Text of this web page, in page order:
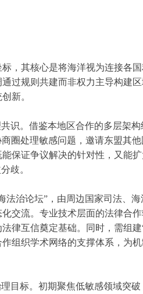
，其核心是将海洋视为连接各
过规则共建而非权力主导构建
新。
识。借鉴本地区合作的多层架
圈处理敏感问题，邀请东盟其
保证争议解决的针对性，又能
歧。
法治论坛”，由周边国家司法、
交流。专业技术层面的法律合
律互信奠定基础。同时，需组建
组织学术网络的支撑体系，为
目标。初期聚焦低敏感领域突